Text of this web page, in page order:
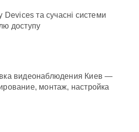
Devices та сучасні системи
доступу
видеонаблюдения Киев —
монтаж, настройка